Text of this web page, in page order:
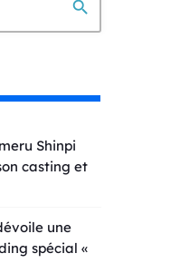
search
Shinpi
casting et
une
spécial «